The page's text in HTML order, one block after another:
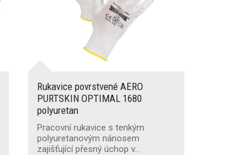
Rukavice povrstvené AERO
PURTSKIN OPTIMAL 1680
polyuretan
Pracovní rukavice s tenkým
polyuretanovým nánosem
zajišťující přesný úchop v…